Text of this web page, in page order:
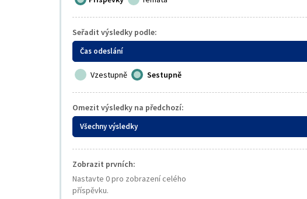
Seřadit výsledky podle:
Čas odeslání
Vzestupně Sestupně
Omezit výsledky na předchozí:
Všechny výsledky
Zobrazit prvních:
Nastavte 0 pro zobrazení celého
příspěvku.